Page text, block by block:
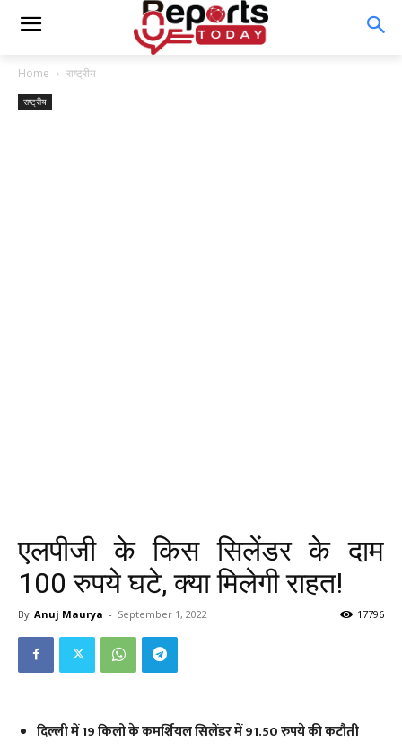
Home राष्ट्रीय
राष्ट्रीय
एलपीजी के किस सिलेंडर के दाम
100 रुपये घटे, क्या मिलेगी राहत!
By Anuj Maurya - September 1, 2022 17796
दिल्ली में 19 किलो के कमर्शियल सिलेंडर में 91.50 रुपये की कटौती